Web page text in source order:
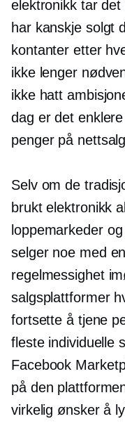
elektronikk tar
har kanskje solgt
kontanter etter
ikke lenger
ikke hatt
dag er det
penger på
Selv om de
brukt elektronikk
loppemarkeder
selger noe med
regelmessighet
salgsplattformer
fortsette å tjene
fleste individuelle
Facebook
på den
virkelig ønsker å